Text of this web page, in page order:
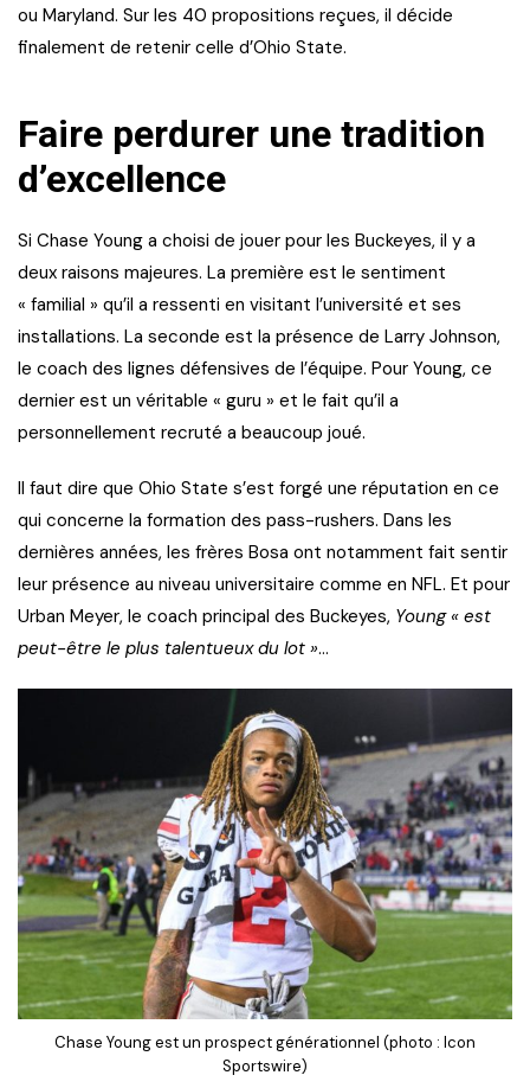
ou Maryland. Sur les 40 propositions reçues, il décide
finalement de retenir celle d’Ohio State.
Faire perdurer une tradition
d’excellence
Si Chase Young a choisi de jouer pour les Buckeyes, il y a
deux raisons majeures. La première est le sentiment
« familial » qu’il a ressenti en visitant l’université et ses
installations. La seconde est la présence de Larry Johnson,
le coach des lignes défensives de l’équipe. Pour Young, ce
dernier est un véritable « guru » et le fait qu’il a
personnellement recruté a beaucoup joué.
Il faut dire que Ohio State s’est forgé une réputation en ce
qui concerne la formation des pass-rushers. Dans les
dernières années, les frères Bosa ont notamment fait sentir
leur présence au niveau universitaire comme en NFL. Et pour
Urban Meyer, le coach principal des Buckeyes, Young « est
peut-être le plus talentueux du lot »…
Chase Young est un prospect générationnel (photo : Icon
Sportswire)